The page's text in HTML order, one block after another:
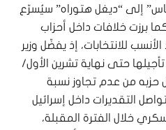
إلى “ديغل هتوراه” سيُسرّع
برزت خلافات داخل أحزاب
للانتخابات، إذ يفضّل وزير
حتى نهاية تشرين الأول/
من عدم تجاوز نسبة
التقديرات داخل إسرائيل
خلال الفترة المقبلة،